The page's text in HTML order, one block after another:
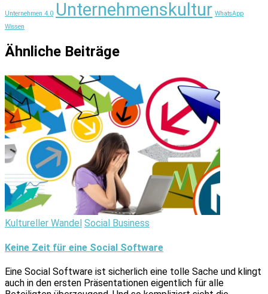
Unternehmen 4.0 Unternehmenskultur WhatsApp
Wissen
Ähnliche Beiträge
Kultureller Wandel Social Business
Keine Zeit für eine Social Software
Eine Social Software ist sicherlich eine tolle Sache und klingt
auch in den ersten Präsentationen eigentlich für alle